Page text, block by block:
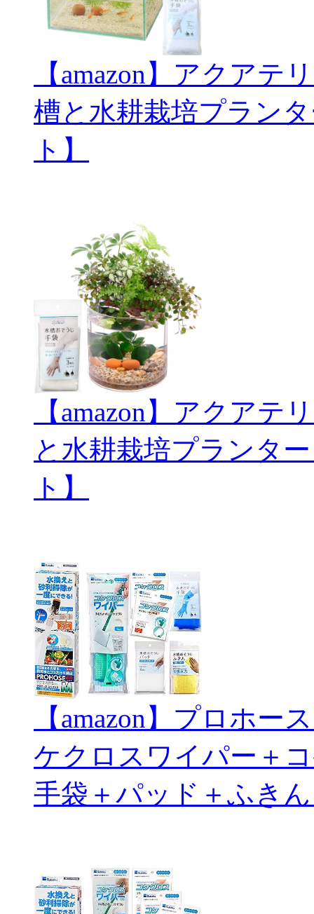
【amazon】アクアテ
槽と水耕栽培プラン
ト】
【amazon】アクアテ
と水耕栽培プランタ
ト】
【amazon】プロホ
ケクロスワイパー＋
手袋＋パッド＋ふき